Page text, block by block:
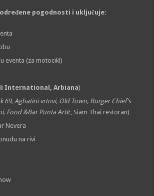
pogodnosti i uključuje:
eventa (za motocikl)
International, Arbiana)
69, Aghatini vrtovi, Old Town, Burger Chief’s
Food &Bar Punta Artić, Siam Thai restoran)
Nevera
na rivi